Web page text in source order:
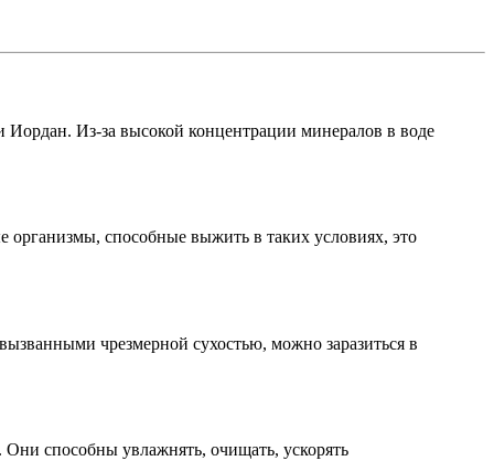
Из-за высокой концентрации минералов в воде
организмы, способные выжить в таких условиях, это
чрезмерной сухостью, можно заразиться в
способны увлажнять, очищать, ускорять